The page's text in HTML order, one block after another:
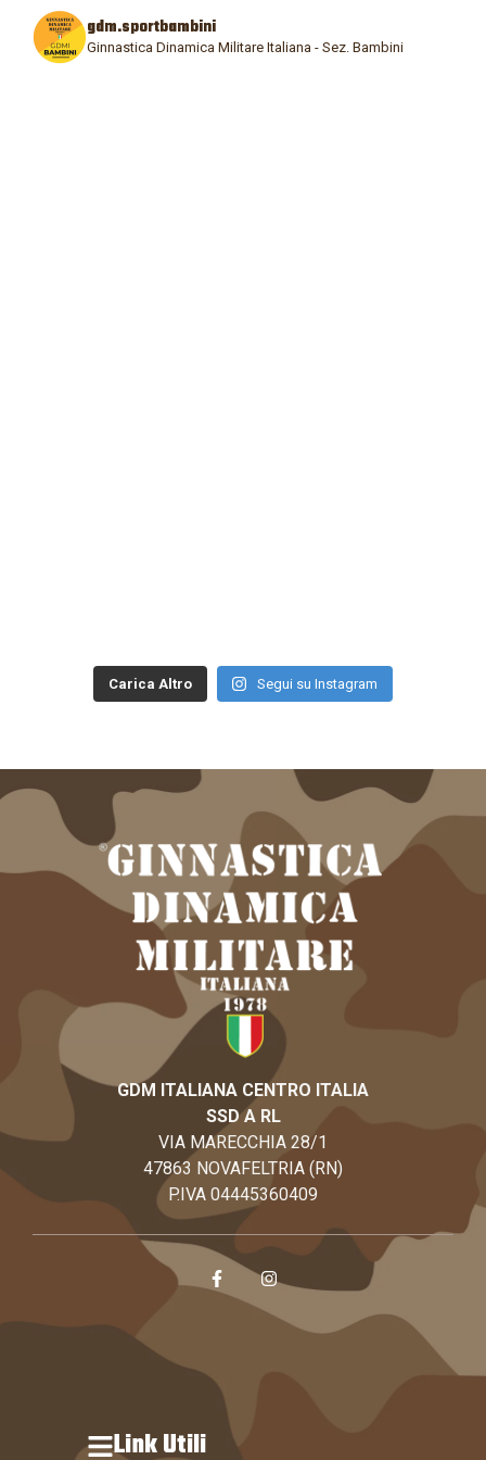
gdm.sportbambini
Ginnastica Dinamica Militare Italiana - Sez. Bambini
Carica Altro Segui su Instagram
GDM ITALIANA CENTRO ITALIA
SSD A RL
VIA MARECCHIA 28/1
47863 NOVAFELTRIA (RN)
P.IVA 04445360409
Link Utili